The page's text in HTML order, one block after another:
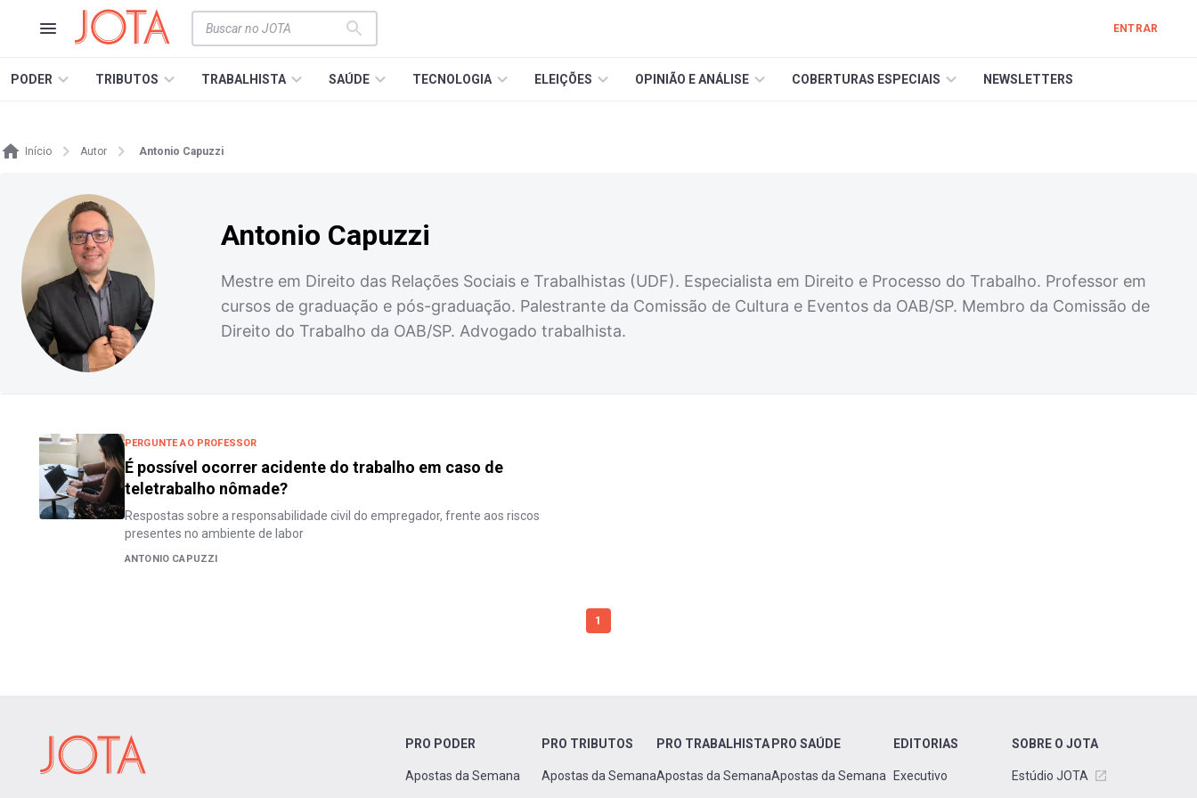
ENTRAR
PODER TRIBUTOS TRABALHISTA SAÚDE TECNOLOGIA ELEIÇÕES OPINIÃO E ANÁLISE COBERTURAS ESPECIAIS NEWSLETTERS
Início Autor Antonio Capuzzi
Antonio Capuzzi
Mestre em Direito das Relações Sociais e Trabalhistas (UDF). Especialista em Direito e Processo do Trabalho. Professor em
cursos de graduação e pós-graduação. Palestrante da Comissão de Cultura e Eventos da OAB/SP. Membro da Comissão de
Direito do Trabalho da OAB/SP. Advogado trabalhista.
PERGUNTE AO PROFESSOR
É possível ocorrer acidente do trabalho em caso de
teletrabalho nômade?
Respostas sobre a responsabilidade civil do empregador, frente aos riscos
presentes no ambiente de labor
ANTONIO CAPUZZI
1
PRO PODER
Apostas da Semana
PRO TRIBUTOS
Apostas da Semana
PRO TRABALHISTA
Apostas da Semana
PRO SAÚDE
Apostas da Semana
EDITORIAS
Executivo
SOBRE O JOTA
Estúdio JOTA